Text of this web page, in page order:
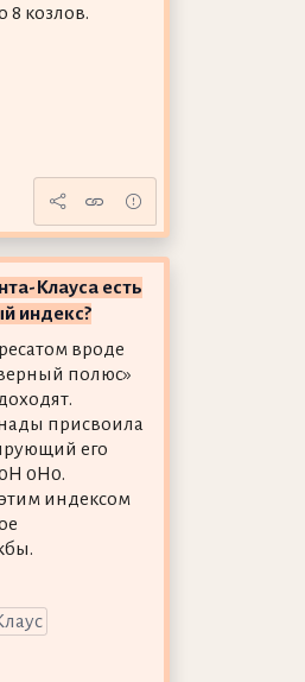
8 козлов.
Клауса есть
индекс?
вроде
полюс»
присвоила
его
0H0.
индексом